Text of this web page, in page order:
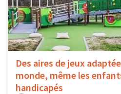
Des aires de jeux
monde, même les
handicapés